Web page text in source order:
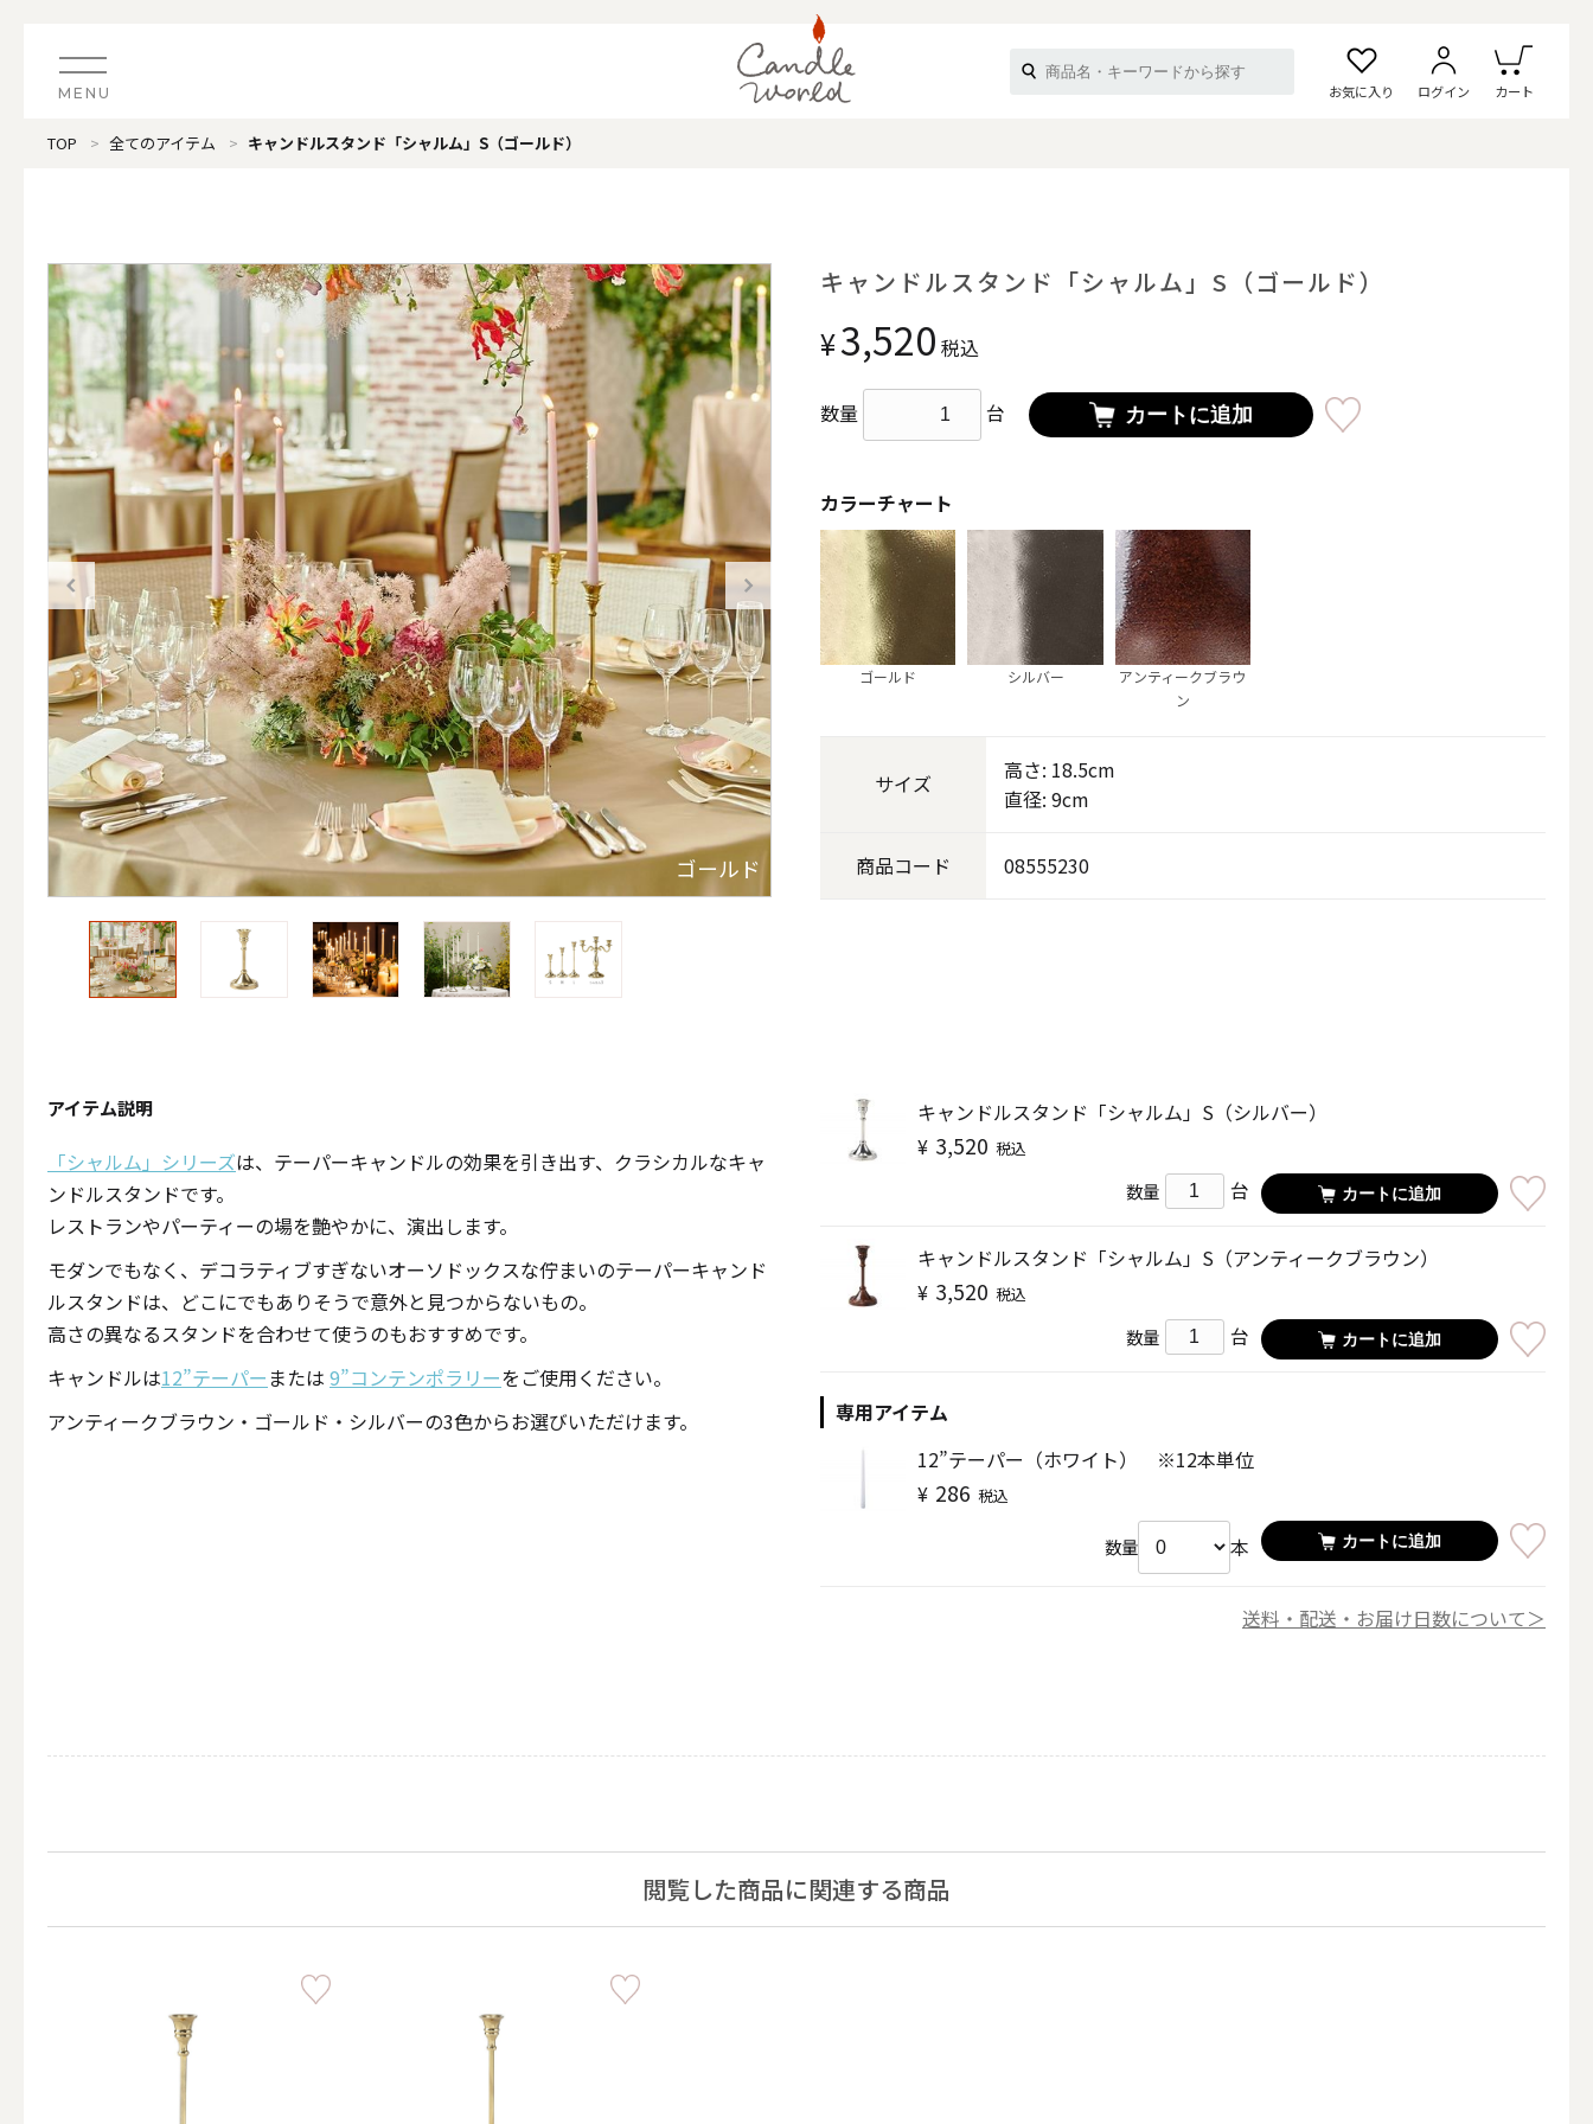
MENU お気に入り ログイン カート
カテゴリから探す
#タグから探す
価格で探す
色で探す
ALL
（ブランド）offti 《オフティ》
（ブランド）YURAGI《ゆらぎ》
ALL
キャンドル
ALL
カップキャンドル
キャンドルホルダー
ALL キャンドルグラス
キャンドルプレート
ALL
TOP 全てのアイテム キャンドルスタンド「シャルム」S（ゴールド）
ゴールド
キャンドルスタンド「シャルム」S（ゴールド）
¥3,520 税込
数量 台 カートに追加
カラーチャート
ゴールド シルバー
アンティークブラウ
ン
サイズ
高さ: 18.5cm
直径: 9cm
商品コード 08555230
アイテム説明
「シャルム」シリーズは、テーパーキャンドルの効果を引き出す、クラシカルなキャ
ンドルスタンドです。
レストランやパーティーの場を艶やかに、演出します。
モダンでもなく、デコラティブすぎないオーソドックスな佇まいのテーパーキャンド
ルスタンドは、どこにでもありそうで意外と見つからないもの。
高さの異なるスタンドを合わせて使うのもおすすめです。
キャンドルは12”テーパー または 9”コンテンポラリーをご使用ください。
アンティークブラウン・ゴールド・シルバーの3色からお選びいただけます。
キャンドルスタンド「シャルム」S（シルバー）
¥ 3,520 税込
数量 台 カートに追加
キャンドルスタンド「シャルム」S（アンティークブラウン）
¥ 3,520 税込
数量 台 カートに追加
専用アイテム
12”テーパー（ホワイト） ※12本単位
¥ 286 税込
数量 本 カートに追加
送料・配送・お届け日数について＞
閲覧した商品に関連する商品